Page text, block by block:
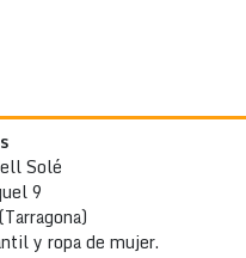
Solé
9
y ropa de mujer.